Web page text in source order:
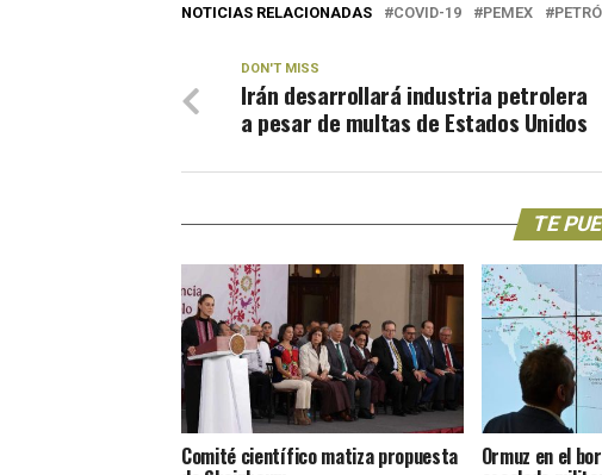
NOTICIAS RELACIONADAS COVID-19 PEMEX
DON'T MISS
Irán desarrollará industria petrolera
a pesar de multas de Estados Unidos
TE
Comité científico matiza propuesta Ormuz en el